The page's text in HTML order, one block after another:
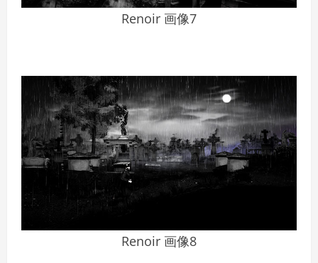
Renoir 画像7
Renoir 画像8